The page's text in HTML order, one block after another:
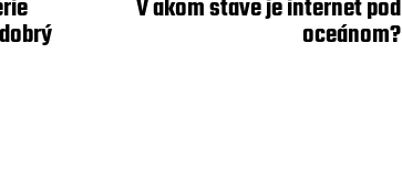
V akom stave je internet pod
oceánom?